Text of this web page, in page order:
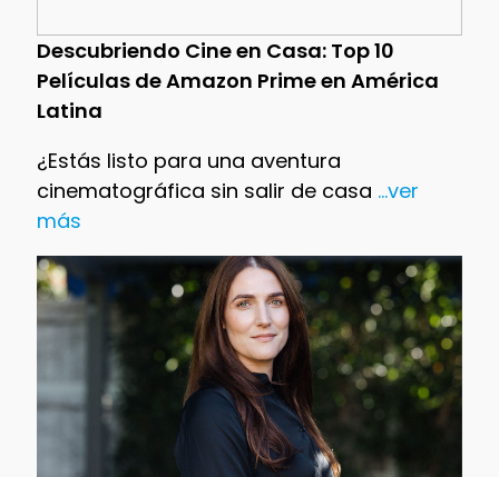
Descubriendo Cine en Casa: Top 10
Películas de Amazon Prime en América
Latina
¿Estás listo para una aventura
cinematográfica sin salir de casa ...ver
más